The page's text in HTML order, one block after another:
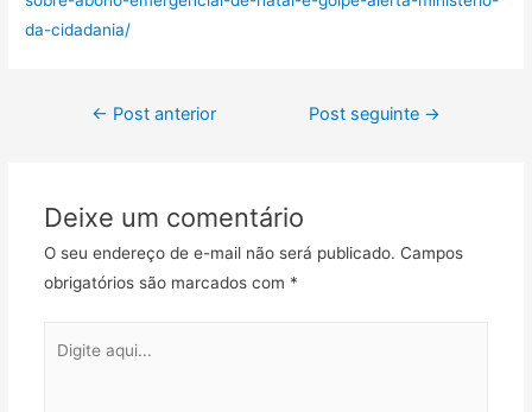
da-cidadania/
← Post anterior Post seguinte →
Deixe um comentário
O seu endereço de e-mail não será publicado. Campos
obrigatórios são marcados com *